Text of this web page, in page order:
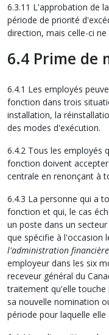
6.3.11 L'approbation de
période de priorité
direction, mais celle-ci
6.4 Prime de
6.4.1 Les employés
fonction dans trois
installation, la
des modes d'exécution.
6.4.2 Tous les employés
fonction doivent
centrale en renonçant à
6.4.3 La personne qui a
fonction et qui, le cas
un poste dans un
que spécifie à l'occasion
l'administration financière
employeur dans les six
receveur général du
traitement qu'elle touche
sa nouvelle nomination
période pour laquelle